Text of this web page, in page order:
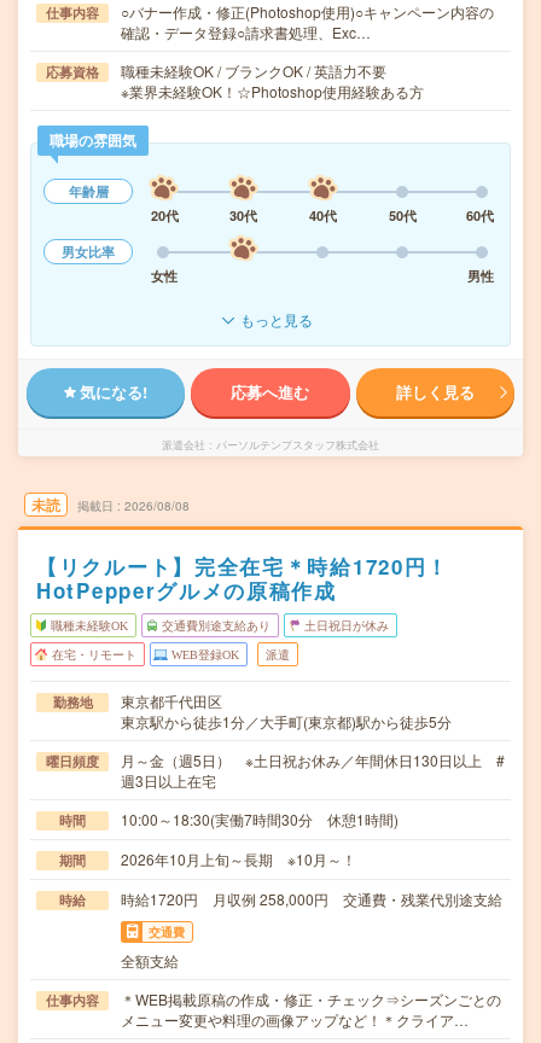
仕事内容
○バナー作成・修正(Photoshop使用)○キャンペーン内容の
確認・データ登録○請求書処理、Exc…
応募資格
職種未経験OK / ブランクOK / 英語力不要
※業界未経験OK！☆Photoshop使用経験ある方
職場の雰囲気
年齢層
20代
30代 40代 50代
60代
男女比率
女性
男性
もっと見る
気になる! 応募へ進む 詳しく見る
派遣会社 パーソルテンプスタッフ株式会社
未読 掲載日 2026/08/08
【リクルート】完全在宅＊時給1720円！
HotPepperグルメの原稿作成
職種未経験OK 交通費別途支給あり 土日祝日が休み
在宅・リモート WEB登録OK 派遣
勤務地
東京都千代田区
東京駅から徒歩1分／大手町(東京都)駅から徒歩5分
曜日頻度
月～金（週5日） ※土日祝お休み／年間休日130日以上 #
週3日以上在宅
時間 10:00～18:30(実働7時間30分 休憩1時間)
期間 2026年10月上旬～長期 ※10月～！
時給 時給1720円 月収例 258,000円 交通費・残業代別途支給
交通費
全額支給
仕事内容
＊WEB掲載原稿の作成・修正・チェック⇒シーズンごとの
メニュー変更や料理の画像アップなど！＊クライア…